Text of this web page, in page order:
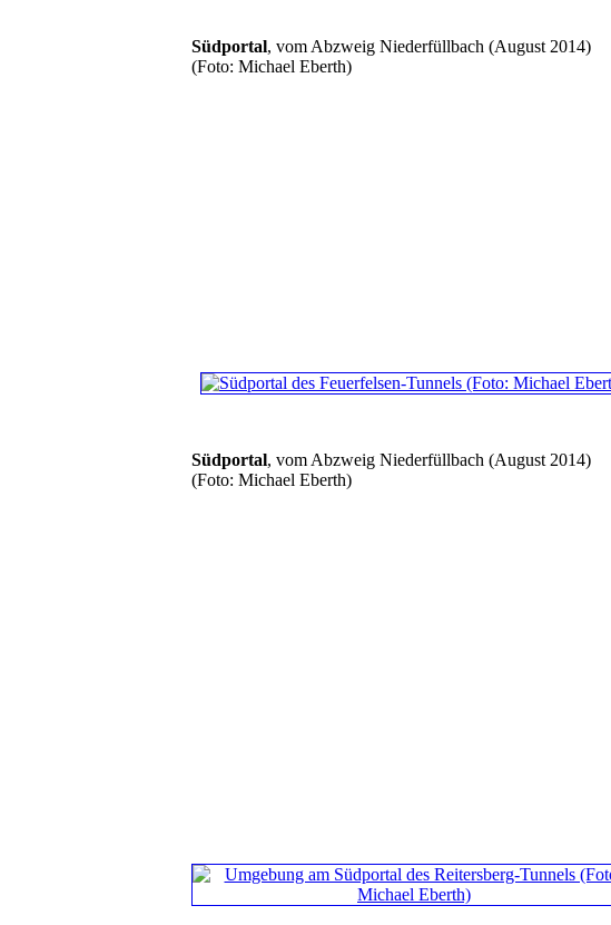
Südportal, vom Abzweig Niederfüllbach (August 2014)
(Foto: Michael Eberth)
Südportal, vom Abzweig Niederfüllbach (August 2014)
(Foto: Michael Eberth)